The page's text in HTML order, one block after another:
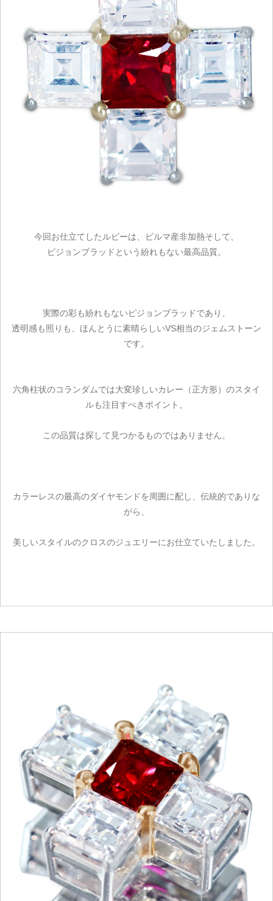
今回お仕立てしたルビーは、ビルマ産非加熱そして、
ピジョンブラッドという紛れもない最高品質。
実際の彩も紛れもないピジョンブラッドであり、
透明感も照りも、ほんとうに素晴らしいVS相当のジェムストーン
です。
六角柱状のコランダムでは大変珍しいカレー（正方形）のスタイ
ルも注目すべきポイント。
この品質は探して見つかるものではありません。
カラーレスの最高のダイヤモンドを周囲に配し、伝統的でありな
がら、
美しいスタイルのクロスのジュエリーにお仕立ていたしました。